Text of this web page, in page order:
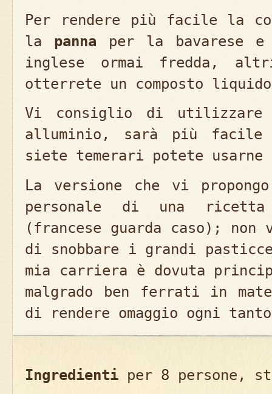
Per rendere più facile la
la panna per la bavarese e
inglese ormai fredda,
otterrete un composto
Vi consiglio di
alluminio, sarà più
siete temerari potete usarne
La versione che vi
personale di una
(francese guarda caso);
di snobbare i grandi
mia carriera è dovuta
malgrado ben ferrati in
di rendere omaggio ogni
Ingredienti per 8 persone,